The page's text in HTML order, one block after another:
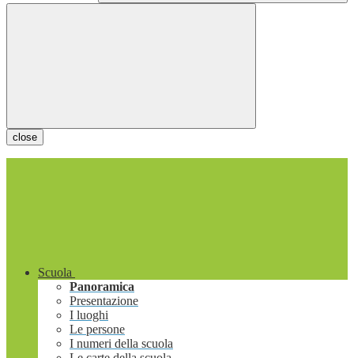
close
Scuola
Panoramica
Presentazione
I luoghi
Le persone
I numeri della scuola